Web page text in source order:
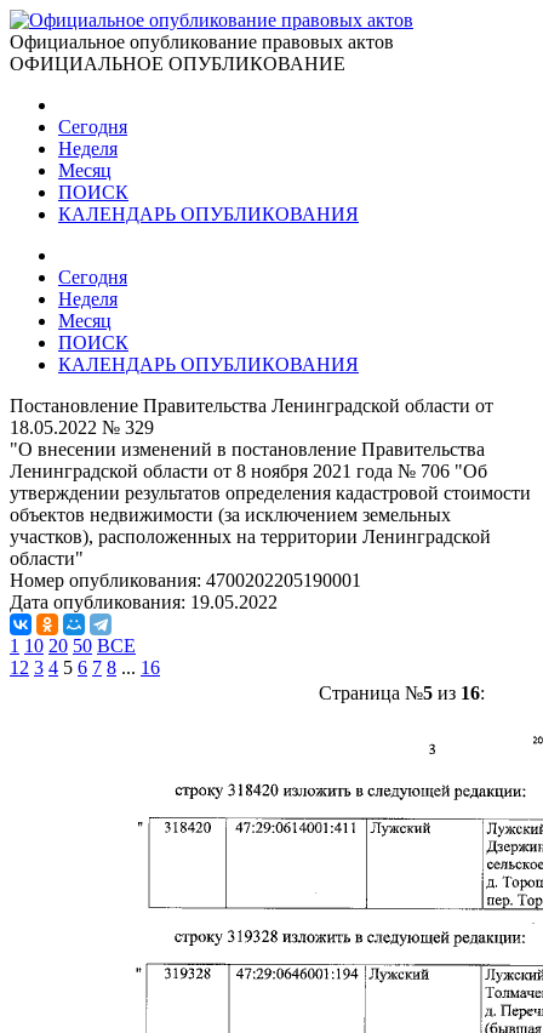
Официальное опубликование правовых актов
ОФИЦИАЛЬНОЕ ОПУБЛИКОВАНИЕ
Сегодня
Неделя
Месяц
ПОИСК
КАЛЕНДАРЬ ОПУБЛИКОВАНИЯ
Сегодня
Неделя
Месяц
ПОИСК
КАЛЕНДАРЬ ОПУБЛИКОВАНИЯ
Постановление Правительства Ленинградской области от
18.05.2022 № 329
"О внесении изменений в постановление Правительства
Ленинградской области от 8 ноября 2021 года № 706 "Об
утверждении результатов определения кадастровой стоимости
объектов недвижимости (за исключением земельных
участков), расположенных на территории Ленинградской
области"
Номер опубликования: 4700202205190001
Дата опубликования: 19.05.2022
1 10 20 50 ВСЕ
1 2 3 4 5 6 7 8 ... 16
Страница №5из 16: